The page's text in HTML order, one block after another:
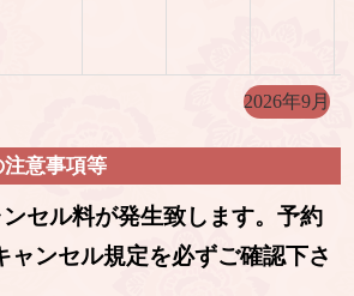
2026年9月
意事項等
セル料が発生致します。予約
ャンセル規定を必ずご確認下さ